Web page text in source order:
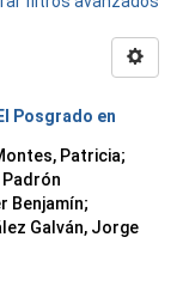
Posgrado en
Patricia;
Padrón
Benjamín;
Galván, Jorge